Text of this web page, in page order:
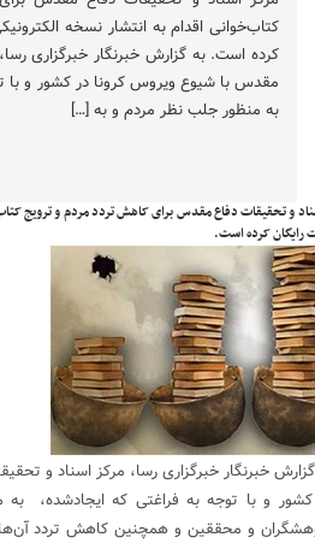
کتاب‌خوانی اقدام به انتشار نسخه
کرده است. به گزارش خبرنگار خبرگزاری
مقدس با شیوع ویروس کرونا در کشور و با
به‌ منظور جلب نظر مردم و به […]
و تحقیقات دفاع مقدس برای کاهش تردد مردم و ترویج
رایگان کرده است.
خبرنگار خبرگزاری رسا، مرکز اسناد و
و با توجه به فراغتی که ایجادشده،
و محققین و همچنین کاهش تردد